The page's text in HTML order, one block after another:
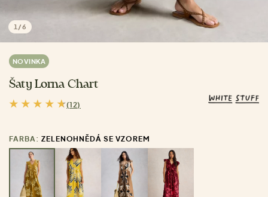
1 /6
NOVINKA
Šaty Lorna Chart
(12)
FARBA: ZELENOHNĚDÁ SE VZOREM